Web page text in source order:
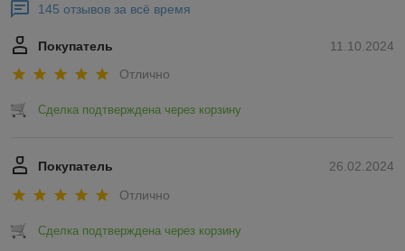
145 отзывов за всё время
11.10.2024
Покупатель
Отлично
Сделка подтверждена через корзину
26.02.2024
Покупатель
Отлично
Сделка подтверждена через корзину